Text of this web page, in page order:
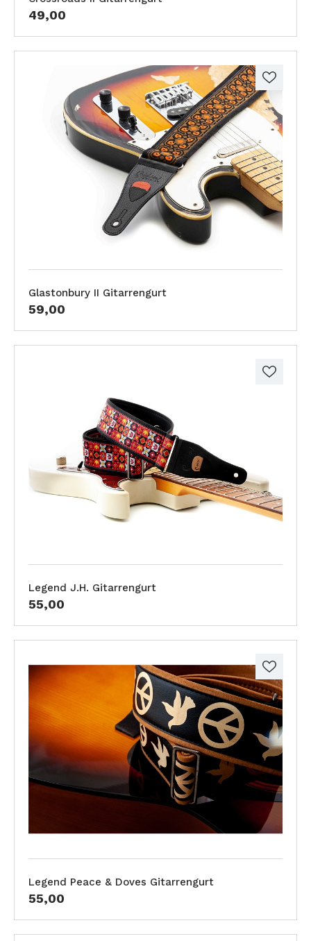
49,00
Glastonbury II Gitarrengurt
59,00
Legend J.H. Gitarrengurt
55,00
Legend Peace & Doves Gitarrengurt
55,00